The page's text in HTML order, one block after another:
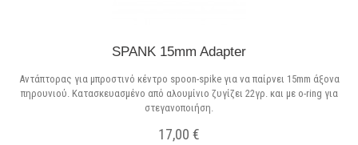
SPANK 15mm Adapter
Αντάπτορας για μπροστινό κέντρο spoon-spike για να παίρνει 15mm άξονα
πηρουνιού. Κατασκευασμένο από αλουμίνιο ζυγίζει 22γρ. και με o-ring για
στεγανοποιήση.
17,00 €